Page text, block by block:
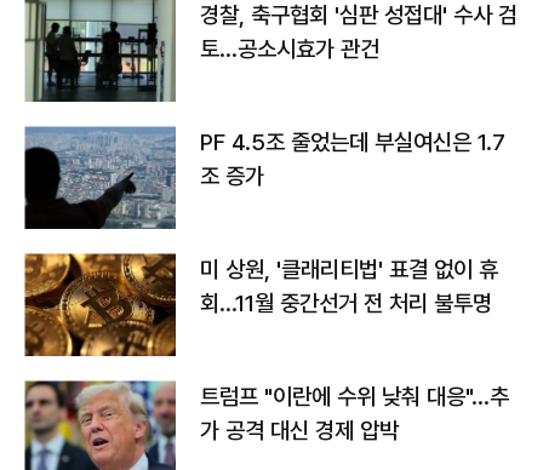
경찰, 축구협회 '심판 성접대' 수사 검
토…공소시효가 관건
PF 4.5조 줄었는데 부실여신은 1.7
조 증가
미 상원, '클래리티법' 표결 없이 휴
회…11월 중간선거 전 처리 불투명
트럼프 "이란에 수위 낮춰 대응"…추
가 공격 대신 경제 압박